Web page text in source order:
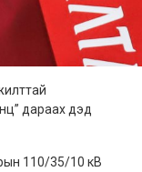
дараах дэд
110/35/10 кВ